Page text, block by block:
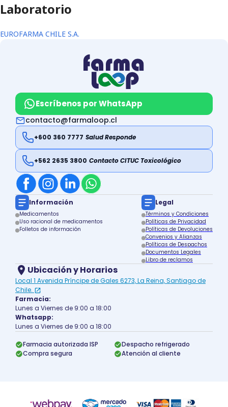
Laboratorio
EUROFARMA CHILE S.A.
Escríbenos por WhatsApp
contacto@farmaloop.cl
+600 360 7777 Salud Responde
+562 2635 3800 Contacto CITUC Toxicológico
Información
Medicamentos
Uso racional de medicamentos
Folletos de información
Legal
Términos y Condiciones
Políticas de Privacidad
Políticas de Devoluciones
Convenios y Alianzas
Políticas de Despachos
Documentos Legales
Libro de reclamos
Ubicación y Horarios
Local 1 Avenida Príncipe de Gales 6273, La Reina, Santiago de
Chile.
Farmacia:
Lunes a Viernes de 9:00 a 18:00
Whatsapp:
Lunes a Viernes de 9:00 a 18:00
Farmacia autorizada ISP
Despacho refrigerado
Compra segura
Atención al cliente